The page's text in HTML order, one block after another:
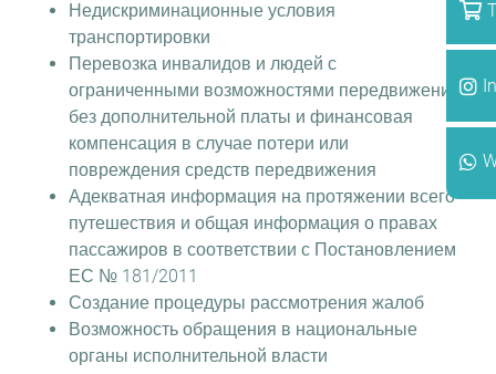
Недискриминационные условия
транспортировки
Перевозка инвалидов и людей с
ограниченными возможностями передвижения
без дополнительной платы и финансовая
компенсация в случае потери или
повреждения средств передвижения
Адекватная информация на протяжении всего
путешествия и общая информация о правах
пассажиров в соответствии с Постановлением
ЕС № 181/2011
Создание процедуры рассмотрения жалоб
Возможность обращения в национальные
органы исполнительной власти